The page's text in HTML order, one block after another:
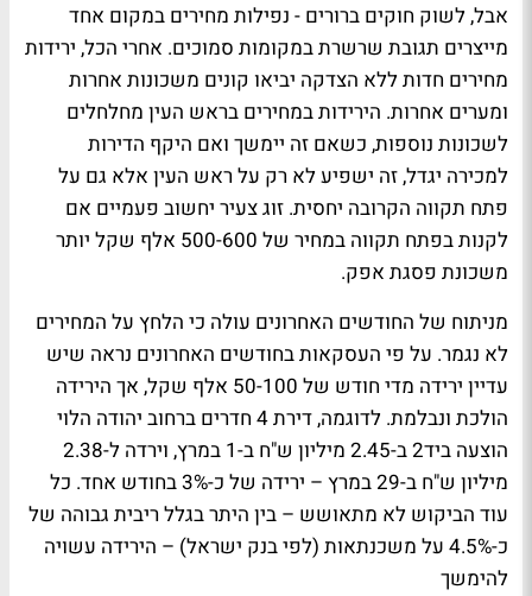
אבל, לשוק חוקים ברורים - נפילות מחירים במקום אחד
מייצרים תגובת שרשרת במקומות סמוכים. אחרי הכל, ירידות
מחירים חדות ללא הצדקה יביאו קונים משכונות אחרות
ומערים אחרות. הירידות במחירים בראש העין מחלחלים
לשכונות נוספות, כשאם זה יימשך ואם היקף הדירות
למכירה יגדל, זה ישפיע לא רק על ראש העין אלא גם על
פתח תקווה הקרובה יחסית. זוג צעיר יחשוב פעמיים אם
לקנות בפתח תקווה במחיר של 500-600 אלף שקל יותר
משכונת פסגת אפק.
מניתוח של החודשים האחרונים עולה כי הלחץ על המחירים
לא נגמר. על פי העסקאות בחודשים האחרונים נראה שיש
עדיין ירידה מדי חודש של 50-100 אלף שקל, אך הירידה
הולכת ונבלמת. לדוגמה, דירת 4 חדרים ברחוב יהודה הלוי
הוצעה ביד2 ב-2.45 מיליון ש"ח ב-1 במרץ, וירדה ל-2.38
מיליון ש"ח ב-29 במרץ – ירידה של כ-3% בחודש אחד. כל
עוד הביקוש לא מתאושש – בין היתר בגלל ריבית גבוהה של
כ-4.5% על משכנתאות (לפי בנק ישראל) – הירידה עשויה
להימשך